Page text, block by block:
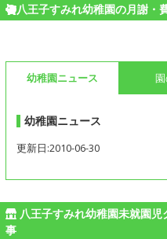
八王子すみれ幼稚園の月謝・
幼稚園ニュース
幼稚園ニュース
更新日:2010-06-30
八王子すみれ幼稚園未就園
事